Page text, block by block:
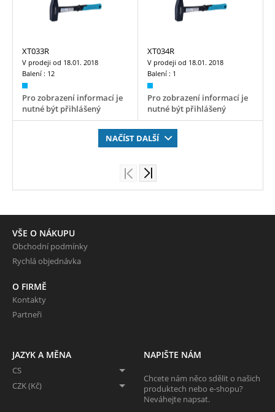
XT033R
V prodeji od 18.01. 2018
Balení : 12
Pro zobrazení informací je
nutné být přihlášený
XT034R
V prodeji od 18.01. 2018
Balení : 1
Pro zobrazení informací je
nutné být přihlášený
NAČÍST DALŠÍ
VŠE O NÁKUPU
Obchodní podmínky
Rychlá objednávka
O FIRMĚ
Kontakty
Partneři
JAZYK A MĚNA
CS
CZK (Kč)
NAPIŠTE NÁM
Chcete nám něco sdělit o našich
produktech nebo e-shopu?
Neváhejte napsat.